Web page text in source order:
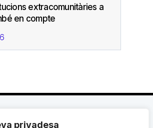
privadesa
extracomunitàries a
en compte